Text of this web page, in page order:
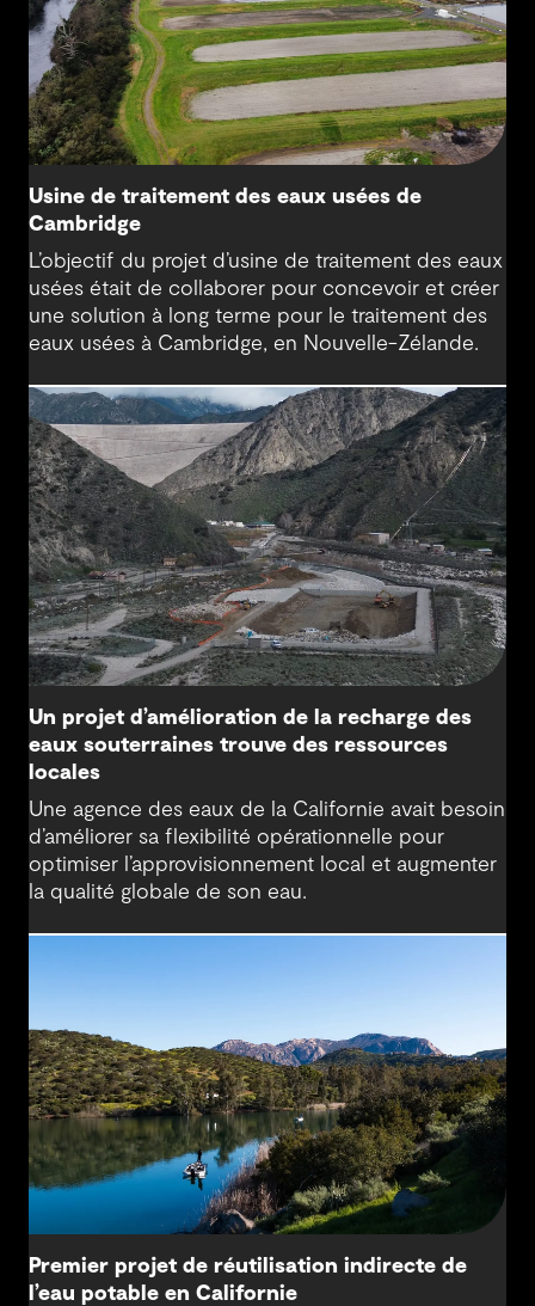
Usine de traitement des eaux usées de
Cambridge
L’objectif du projet d’usine de traitement des eaux
usées était de collaborer pour concevoir et créer
une solution à long terme pour le traitement des
eaux usées à Cambridge, en Nouvelle-Zélande.
Un projet d’amélioration de la recharge des
eaux souterraines trouve des ressources
locales
Une agence des eaux de la Californie avait besoin
d’améliorer sa flexibilité opérationnelle pour
optimiser l’approvisionnement local et augmenter
la qualité globale de son eau.
Premier projet de réutilisation indirecte de
l’eau potable en Californie